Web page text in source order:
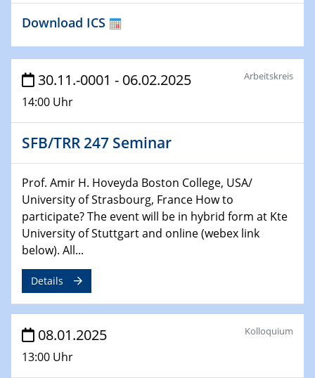
Make it and break it: Contact and Cracks at soft
22.01.2025
HyMission Short Talks
29.01.2025
Physikalisches Kolloquium
expression
29.01.2025
GDCh Kolloquium
The Cation Shuffle
30.01.2025
WIN & CENIDE Seminar Series on 2D-
MATURE
30.01.2025
Download ICS
30.11.-0001 - 06.02.2025
14:00 Uhr
Arbeitskreis
SFB/TRR 247 Seminar
Prof. Amir H. Hoveyda Boston College, USA/
University of Strasbourg, France How to
participate? The event will be in hybrid form at Kte
University of Stuttgart and online (webex link
below). All...
Details
08.01.2025
13:00 Uhr
Kolloquium